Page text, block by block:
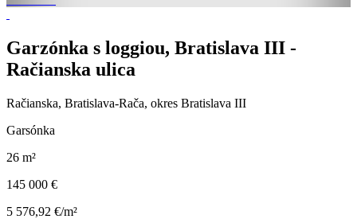
Garzónka s loggiou, Bratislava III -
Račianska ulica
Račianska, Bratislava-Rača, okres Bratislava III
Garsónka
26 m²
145 000 €
5 576,92 €/m²